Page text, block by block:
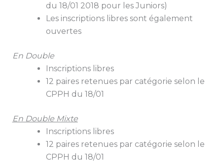
du 18/01 2018 pour les Juniors)
Les inscriptions libres sont également
ouvertes
En Double
Inscriptions libres
12 paires retenues par catégorie selon le
CPPH du 18/01
En Double Mixte
Inscriptions libres
12 paires retenues par catégorie selon le
CPPH du 18/01